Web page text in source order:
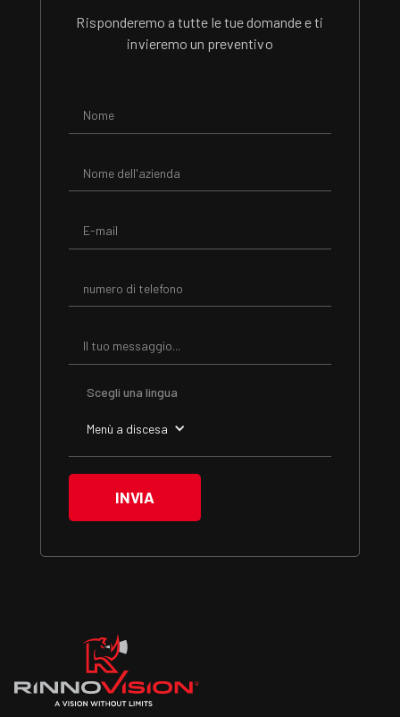
Risponderemo a tutte le tue domande e ti
invieremo un preventivo
Scegli una lingua
Menù a discesa